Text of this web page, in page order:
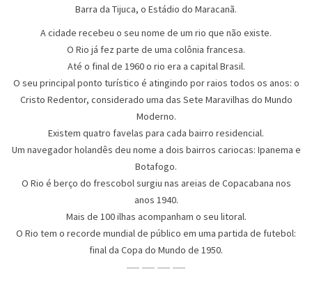
Barra da Tijuca, o Estádio do Maracanã.
A cidade recebeu o seu nome de um rio que não existe.
O Rio já fez parte de uma colônia francesa.
Até o final de 1960 o rio era a capital Brasil.
O seu principal ponto turístico é atingindo por raios todos os anos: o
Cristo Redentor, considerado uma das Sete Maravilhas do Mundo
Moderno.
Existem quatro favelas para cada bairro residencial.
Um navegador holandês deu nome a dois bairros cariocas: Ipanema e
Botafogo.
O Rio é berço do frescobol surgiu nas areias de Copacabana nos
anos 1940.
Mais de 100 ilhas acompanham o seu litoral.
O Rio tem o recorde mundial de público em uma partida de futebol:
final da Copa do Mundo de 1950.